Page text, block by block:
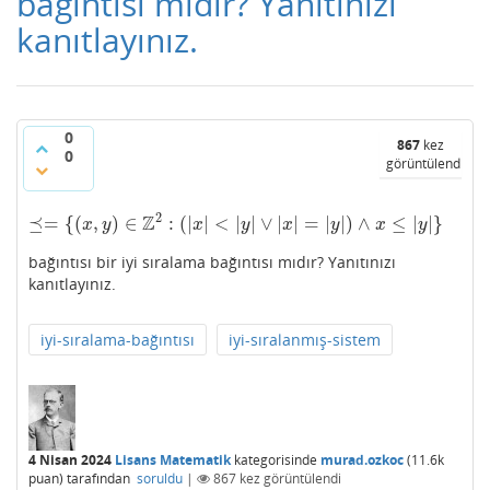
kanıtlayınız.
0
0
867 kez
görüntülendi
⪯= {(x, y) ∈ Z2 : ( |x < y| ∨ |x = |y ) ∧ x ≤ y| }
⪯={ x, y)∈Z2 :( |x <| |∨ |x |=| y|) ∧x≤| y| }
bağıntısı bir iyi sıralama bağıntısı mıdır? Yanıtınızı
kanıtlayınız.
iyi-sıralama-bağıntısı iyi-sıralanmış-sistem
4 Nisan 2024 Lisans Matematikkategorisinde murad.ozkoc(11.6k
puan) tarafından soruldu | 867 kez görüntülendi